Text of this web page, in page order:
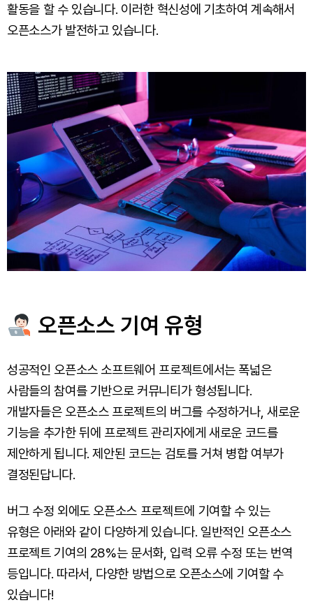
활동을 할 수 있습니다. 이러한 혁신성에 기초하여 계속해서
오픈소스가 발전하고 있습니다.
오픈소스 기여 유형
성공적인 오픈소스 소프트웨어 프로젝트에서는 폭넓은
사람들의 참여를 기반으로 커뮤니티가 형성됩니다.
개발자들은 오픈소스 프로젝트의 버그를 수정하거나, 새로운
기능을 추가한 뒤에 프로젝트 관리자에게 새로운 코드를
제안하게 됩니다. 제안된 코드는 검토를 거쳐 병합 여부가
결정된답니다.
버그 수정 외에도 오픈소스 프로젝트에 기여할 수 있는
유형은 아래와 같이 다양하게 있습니다. 일반적인 오픈소스
프로젝트 기여의 28%는 문서화, 입력 오류 수정 또는 번역
등입니다. 따라서, 다양한 방법으로 오픈소스에 기여할 수
있습니다!